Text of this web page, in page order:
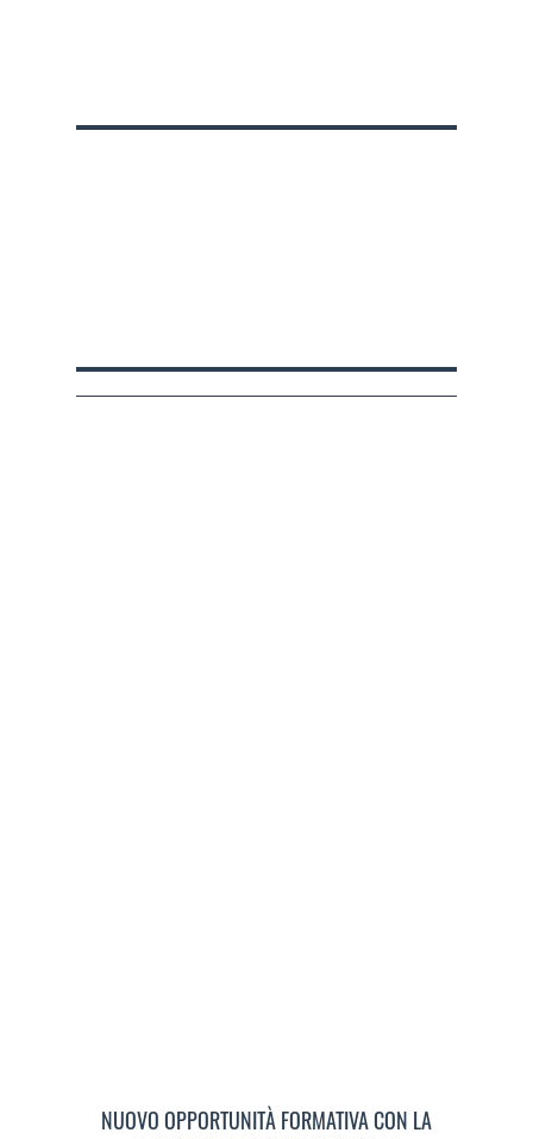
NUOVO OPPORTUNITÀ FORMATIVA CON LA